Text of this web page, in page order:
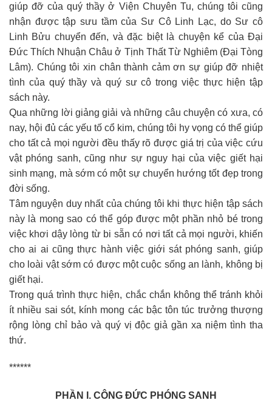
giúp đỡ của quý thầy ở Viện Chuyên Tu, chúng tôi cũng
nhận được tập sưu tầm của Sư Cô Linh Lạc, do Sư cô
Linh Bửu chuyển đến, và đặc biệt là chuyện kể của Đại
Đức Thích Nhuận Châu ở Tịnh Thất Từ Nghiêm (Đại Tòng
Lâm). Chúng tôi xin chân thành cảm ơn sự giúp đỡ nhiệt
tình của quý thầy và quý sư cô trong việc thực hiện tập
sách này.
Qua những lời giảng giải và những câu chuyện có xưa, có
nay, hội đủ các yếu tố cổ kim, chúng tôi hy vọng có thể giúp
cho tất cả mọi người đều thấy rõ được giá trị của việc cứu
vật phóng sanh, cũng như sự nguy hại của việc giết hại
sinh mạng, mà sớm có một sự chuyển hướng tốt đẹp trong
đời sống.
Tâm nguyện duy nhất của chúng tôi khi thực hiện tập sách
này là mong sao có thể góp được một phần nhỏ bé trong
việc khơi dậy lòng từ bi sẵn có nơi tất cả mọi người, khiến
cho ai ai cũng thực hành việc giới sát phóng sanh, giúp
cho loài vật sớm có được một cuộc sống an lành, không bị
giết hại.
Trong quá trình thực hiện, chắc chắn không thể tránh khỏi
ít nhiều sai sót, kính mong các bậc tôn túc trưởng thượng
rộng lòng chỉ bảo và quý vị độc giả gần xa niệm tình tha
thứ.
******
PHẦN I. CÔNG ĐỨC PHÓNG SANH